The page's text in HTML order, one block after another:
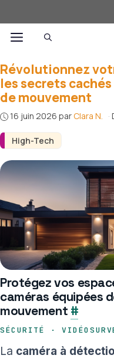
au
contenuMenu
High-Tech
Révolutionnez
les secrets
de mouvement
16 juin 2026 par Clara N. ·
Protégez vos
caméras équipées
mouvement #
SÉCURITÉ ·
La caméra à